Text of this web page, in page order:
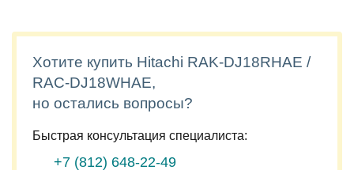
Хотите купить Hitachi RAK-DJ18RHAE /
RAC-DJ18WHAE,
но остались вопросы?
Быстрая консультация специалиста:
+7 (812) 648-22-49